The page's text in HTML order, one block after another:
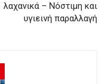
λαχανικά – Νόστιμη και
υγιεινή παραλλαγή